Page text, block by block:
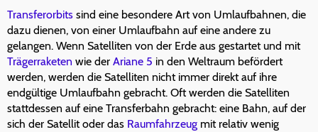
Transferorbits sind eine besondere Art von Umlaufbahnen, die
dazu dienen, von einer Umlaufbahn auf eine andere zu
gelangen. Wenn Satelliten von der Erde aus gestartet und mit
Trägerraketen wie der Ariane 5 in den Weltraum befördert
werden, werden die Satelliten nicht immer direkt auf ihre
endgültige Umlaufbahn gebracht. Oft werden die Satelliten
stattdessen auf eine Transferbahn gebracht: eine Bahn, auf der
sich der Satellit oder das Raumfahrzeug mit relativ wenig